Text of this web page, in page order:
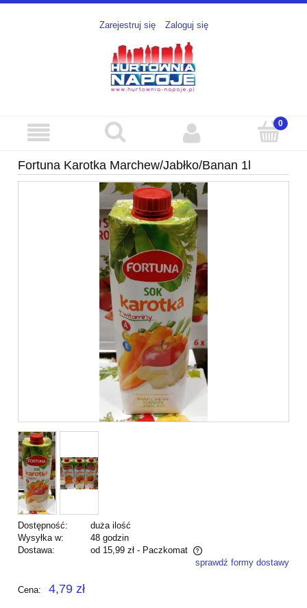
Zarejestruj się Zaloguj się
Fortuna Karotka Marchew/Jabłko/Banan 1l
Dostępność:
duża ilość
Wysyłka w:
48 godzin
Dostawa:
od 15,99 zł - Paczkomat
Cena nie zawiera ewentualnych kosztów płatnościsprawdź formy dostawy
Cena: 4,79 zł